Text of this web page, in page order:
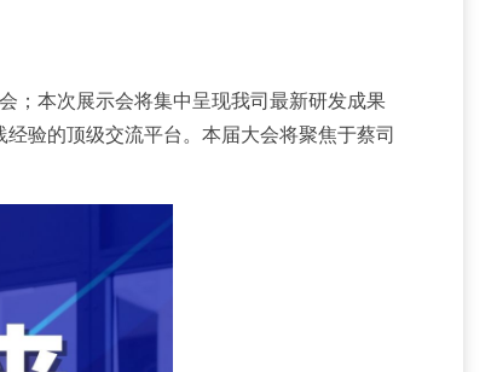
；本次展示会将集中呈现我司最新研发成果
验的顶级交流平台。本届大会将聚焦于蔡司